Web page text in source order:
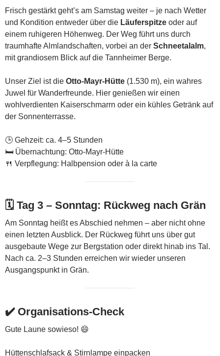
Frisch gestärkt geht’s am Samstag weiter – je nach Wetter
und Kondition entweder über die Läuferspitze oder auf
einem ruhigeren Höhenweg. Der Weg führt uns durch
traumhafte Almlandschaften, vorbei an der Schneetalalm,
mit grandiosem Blick auf die Tannheimer Berge.
Unser Ziel ist die Otto-Mayr-Hütte (1.530 m), ein wahres
Juwel für Wanderfreunde. Hier genießen wir einen
wohlverdienten Kaiserschmarrn oder ein kühles Getränk auf
der Sonnenterrasse.
🕒 Gehzeit: ca. 4–5 Stunden
🛏️ Übernachtung: Otto-Mayr-Hütte
🍴 Verpflegung: Halbpension oder à la carte
🗓️ Tag 3 – Sonntag: Rückweg nach Grän
Am Sonntag heißt es Abschied nehmen – aber nicht ohne
einen letzten Ausblick. Der Rückweg führt uns über gut
ausgebaute Wege zur Bergstation oder direkt hinab ins Tal.
Nach ca. 2–3 Stunden erreichen wir wieder unseren
Ausgangspunkt in Grän.
✔️ Organisations-Check
Gute Laune sowieso! 😄
Hüttenschlafsack & Stirnlampe einpacken